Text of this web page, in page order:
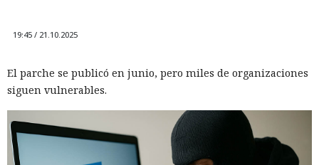
19:45 / 21.10.2025
El parche se publicó en junio, pero miles de organizaciones
siguen vulnerables.